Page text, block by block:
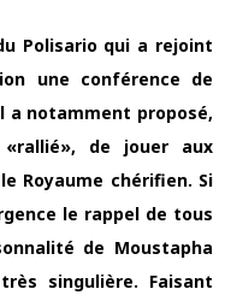
Polisario qui a rejoint
une conférence de
a notamment proposé,
de jouer aux
Royaume chérifien. Si
le rappel de tous
de Moustapha
singulière. Faisant